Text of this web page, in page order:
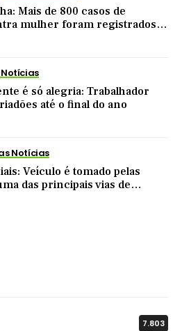
Mais de 800 casos de
mulher foram registrados
este ano
é só alegria: Trabalhador
até o final do ano
Notícias
Veículo é tomado pelas
das principais vias de
7.803